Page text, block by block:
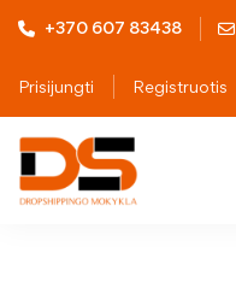
+370 607 83438
Prisijungti Registruotis